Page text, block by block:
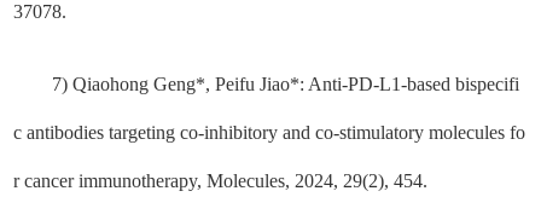
37078.
7) Qiaohong Geng*, Peifu Jiao*: Anti-PD-L1-based bispecifi
c antibodies targeting co-inhibitory and co-stimulatory molecules fo
r cancer immunotherapy, Molecules, 2024, 29(2), 454.